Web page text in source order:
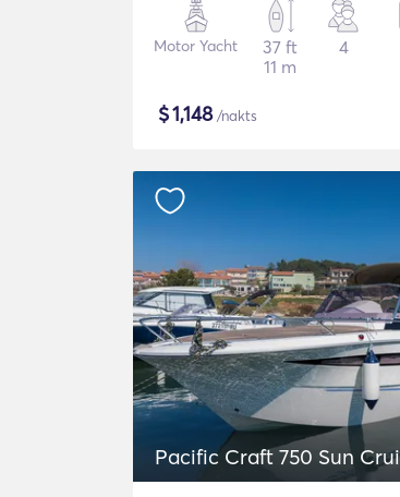
Motor Yacht
37 ft
11 m
4
$1,148/nakts
Pacific Craft 750 Sun